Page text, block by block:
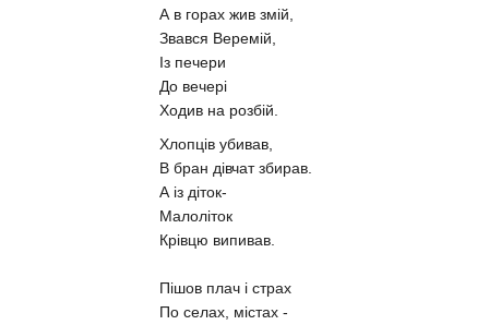
А в горах жив змій,
Звався Веремій,
Із печери
До вечері
Ходив на розбій.
Хлопців убивав,
В бран дівчат збирав.
А із діток-
Малоліток
Крівцю випивав.
Пішов плач і страх
По селах, містах -